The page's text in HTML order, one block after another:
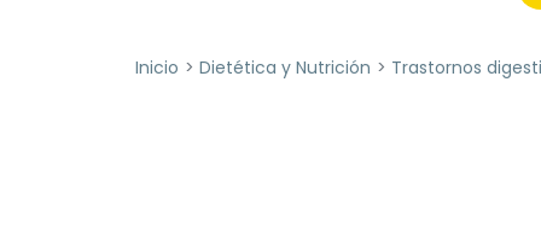
Inicio Dietética y Nutrición Trastornos